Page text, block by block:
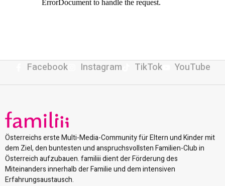
Facebook Instagram TikTok YouTube
Österreichs erste Multi-Media-Community für Eltern und Kinder mit
dem Ziel, den buntesten und anspruchsvollsten Familien-Club in
Österreich aufzubauen. familiii dient der Förderung des
Miteinanders innerhalb der Familie und dem intensiven
Erfahrungsaustausch.